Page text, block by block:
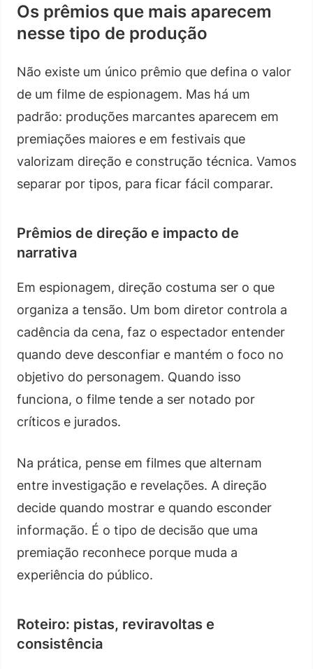
Os prêmios que mais aparecem
nesse tipo de produção
Não existe um único prêmio que defina o valor
de um filme de espionagem. Mas há um
padrão: produções marcantes aparecem em
premiações maiores e em festivais que
valorizam direção e construção técnica. Vamos
separar por tipos, para ficar fácil comparar.
Prêmios de direção e impacto de
narrativa
Em espionagem, direção costuma ser o que
organiza a tensão. Um bom diretor controla a
cadência da cena, faz o espectador entender
quando deve desconfiar e mantém o foco no
objetivo do personagem. Quando isso
funciona, o filme tende a ser notado por
críticos e jurados.
Na prática, pense em filmes que alternam
entre investigação e revelações. A direção
decide quando mostrar e quando esconder
informação. É o tipo de decisão que uma
premiação reconhece porque muda a
experiência do público.
Roteiro: pistas, reviravoltas e
consistência